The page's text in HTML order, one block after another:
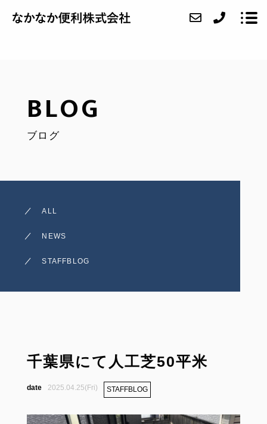
BLOG
ブログ
ALL
NEWS
STAFFBLOG
千葉県にて人工芝50平米
2025.04.25(Fri) STAFFBLOG